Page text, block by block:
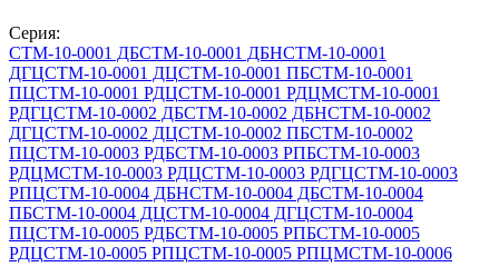
Серия:
СТМ-10-0001 ДБСТМ-10-0001 ДБНСТМ-10-0001
ДГЦСТМ-10-0001 ДЦСТМ-10-0001 ПБСТМ-10-0001
ПЦСТМ-10-0001 РДЦСТМ-10-0001 РДЦМСТМ-10-0001
РДГЦСТМ-10-0002 ДБСТМ-10-0002 ДБНСТМ-10-0002
ДГЦСТМ-10-0002 ДЦСТМ-10-0002 ПБСТМ-10-0002
ПЦСТМ-10-0003 РДБСТМ-10-0003 РПБСТМ-10-0003
РДЦМСТМ-10-0003 РДЦСТМ-10-0003 РДГЦСТМ-10-0003
РПЦСТМ-10-0004 ДБНСТМ-10-0004 ДБСТМ-10-0004
ПБСТМ-10-0004 ДЦСТМ-10-0004 ДГЦСТМ-10-0004
ПЦСТМ-10-0005 РДБСТМ-10-0005 РПБСТМ-10-0005
РДЦСТМ-10-0005 РПЦСТМ-10-0005 РПЦМСТМ-10-0006